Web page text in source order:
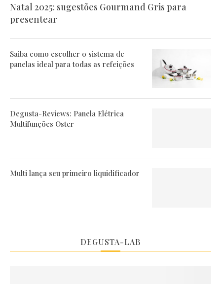
Natal 2025: sugestões Gourmand Gris para
presentear
Saiba como escolher o sistema de
panelas ideal para todas as refeições
Degusta-Reviews: Panela Elétrica
Multifunções Oster
Multi lança seu primeiro liquidificador
DEGUSTA-LAB